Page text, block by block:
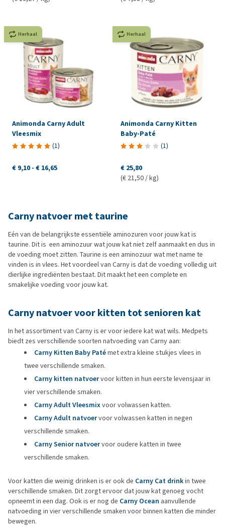
Herhaal
Animonda Carny Adult
Vleesmix
(1)
€ 9,10 - € 16,65
Herhaal
Animonda Carny Kitten
Baby-Paté
(1)
€ 25,80
(€ 21,50 / kg)
Carny natvoer met taurine
Eén van de belangrijkste essentiële aminozuren voor jouw kat is
taurine. Dit is een aminozuur wat jouw kat niet zelf aanmaakt en dus in
de voeding moet zitten. Taurine is een aminozuur wat met name te
vinden is in vlees. Het voordeel van Carny is dat de voeding volledig uit
dierlijke ingrediënten bestaat. Dit maakt het een complete en
smakelijke voeding voor jouw kat.
Carny natvoer voor kitten tot senioren kat
In het assortiment van Carny is er voor iedere kat wat wils. Medpets
biedt zes verschillende soorten natvoeding van Carny aan:
Carny Kitten Baby Patémet extra kleine stukjes vlees in
twee verschillende smaken.
Carny kitten natvoervoor kitten in hun eerste levensjaar in
vier verschillende smaken.
Carny Adult Vleesmixvoor volwassen katten.
Carny Adult natvoervoor volwassen katten in negen
verschillende smaken.
Carny Senior natvoervoor oudere katten in twee
verschillende smaken.
Voor katten die weinig drinken is er ook de Carny Cat drinkin twee
verschillende smaken. Dit zorgt ervoor dat jouw kat genoeg vocht
opneemt in een dag. Ook is er nog de Carny Ocean aanvullende
natvoeding in vier verschillende smaken voor binnen katten die minder
bewegen.